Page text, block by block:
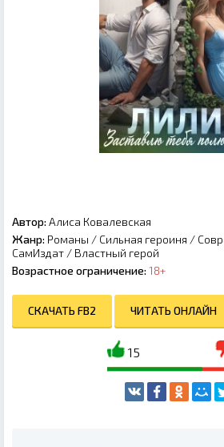
Автор: Алиса Ковалевская
Жанр: Романы / Сильная героиня /
СамИздат / Властный герой
Возрастное ограничение: 18+
СКАЧАТЬ FB2 ЧИТАТЬ ОНЛАЙН
15